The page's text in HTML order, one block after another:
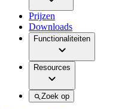
Prijzen
Downloads
Functionaliteiten
Resources
Zoek op